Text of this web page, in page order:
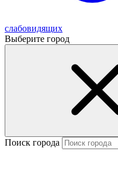
слабовидящих
Выберите город
Поиск города